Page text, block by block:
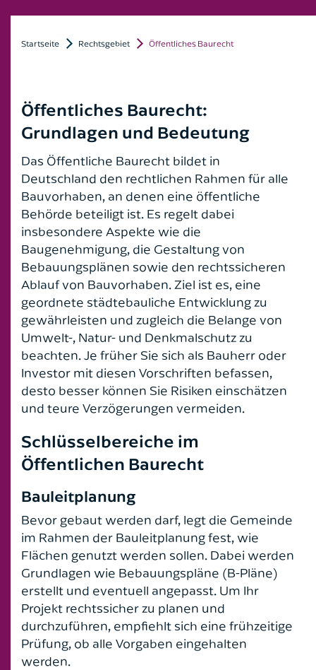
Dr. Peter Küpperfahrenberg
Roland Rautenberger
Florian von der Burg
Friederike Pohl
Jana Frenzel-Greif
Stefan Windscheif
Arzt- und Arzthaftungsrecht
Bankrecht
Baurecht
Erbrecht
Fahrerlaubnisrecht
Familienrecht
Gesellschaftsrecht
Grundstücksrecht
Handelsrecht
Kaufrecht
Leasingrecht
Medizinrecht
Nachbarrecht
Notare
Ordnungswidrigkeitenrecht
Pferderecht
Reiserecht
Betreuungsverfügung
7 Fragen & Antworten zum Thema
Verkehrs- und Ordnungswidrigkeitenrecht
Vier Fragen zum Scheidungstermin
Wissenswertes zur Abmahnung
FAQ Öffentliches Baurecht
Startseite Rechtsgebiet Öffentliches Baurecht
Öffentliches Baurecht:
Grundlagen und Bedeutung
Das Öffentliche Baurecht bildet in
Deutschland den rechtlichen Rahmen für alle
Bauvorhaben, an denen eine öffentliche
Behörde beteiligt ist. Es regelt dabei
insbesondere Aspekte wie die
Baugenehmigung, die Gestaltung von
Bebauungsplänen sowie den rechtssicheren
Ablauf von Bauvorhaben. Ziel ist es, eine
geordnete städtebauliche Entwicklung zu
gewährleisten und zugleich die Belange von
Umwelt-, Natur- und Denkmalschutz zu
beachten. Je früher Sie sich als Bauherr oder
Investor mit diesen Vorschriften befassen,
desto besser können Sie Risiken einschätzen
und teure Verzögerungen vermeiden.
Schlüsselbereiche im
Öffentlichen Baurecht
Bauleitplanung
Bevor gebaut werden darf, legt die Gemeinde
im Rahmen der Bauleitplanung fest, wie
Flächen genutzt werden sollen. Dabei werden
Grundlagen wie Bebauungspläne (B-Pläne)
erstellt und eventuell angepasst. Um Ihr
Projekt rechtssicher zu planen und
durchzuführen, empfiehlt sich eine frühzeitige
Prüfung, ob alle Vorgaben eingehalten
werden.